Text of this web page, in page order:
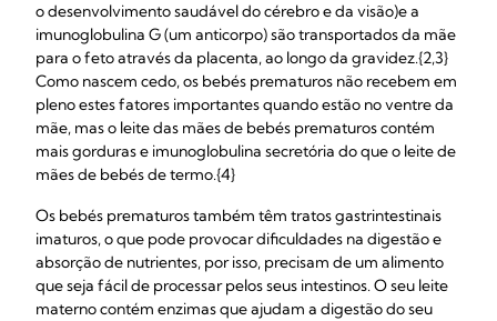
o desenvolvimento saudável do cérebro e da visão)e a
imunoglobulina G (um anticorpo) são transportados da mãe
para o feto através da placenta, ao longo da gravidez.{2,3}
Como nascem cedo, os bebés prematuros não recebem em
pleno estes fatores importantes quando estão no ventre da
mãe, mas o leite das mães de bebés prematuros contém
mais gorduras e imunoglobulina secretória do que o leite de
mães de bebés de termo.{4}
Os bebés prematuros também têm tratos gastrintestinais
imaturos, o que pode provocar dificuldades na digestão e
absorção de nutrientes, por isso, precisam de um alimento
que seja fácil de processar pelos seus intestinos. O seu leite
materno contém enzimas que ajudam a digestão do seu